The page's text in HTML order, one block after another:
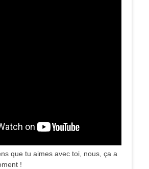
que tu aimes avec toi, nous, ça a
!